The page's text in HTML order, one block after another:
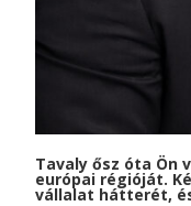
Tavaly ősz óta Ön
európai régióját. K
vállalat hátterét,